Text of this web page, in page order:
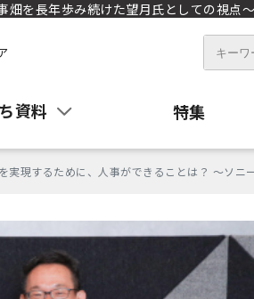
畑を長年歩み続けた望月氏としての視点～
資料 特集
実現するために、人事ができることは？ ～ソ